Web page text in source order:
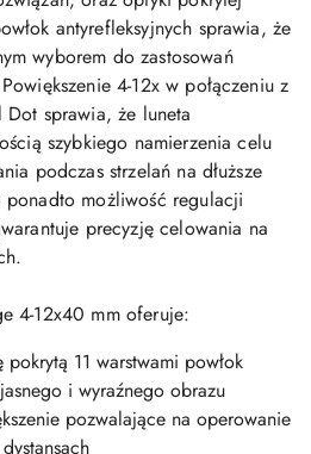
antyrefleksyjnych sprawia, że
wyborem do zastosowań
4-12x w połączeniu z
Dot sprawia, że luneta
szybkiego namierzenia celu
podczas strzelań na dłuższe
ponadto możliwość regulacji
precyzję celowania na
4-12x40 mm oferuje:
11 warstwami powłok
i wyraźnego obrazu
pozwalające na operowanie